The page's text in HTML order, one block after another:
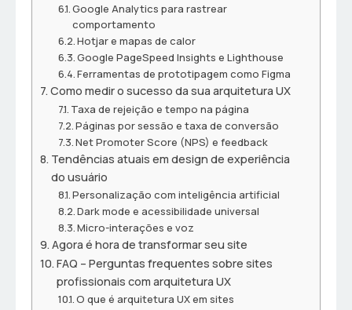
Google Analytics para rastrear
comportamento
Hotjar e mapas de calor
Google PageSpeed Insights e Lighthouse
Ferramentas de prototipagem como Figma
Como medir o sucesso da sua arquitetura UX
Taxa de rejeição e tempo na página
Páginas por sessão e taxa de conversão
Net Promoter Score (NPS) e feedback
Tendências atuais em design de experiência
do usuário
Personalização com inteligência artificial
Dark mode e acessibilidade universal
Micro-interações e voz
Agora é hora de transformar seu site
FAQ – Perguntas frequentes sobre sites
profissionais com arquitetura UX
O que é arquitetura UX em sites